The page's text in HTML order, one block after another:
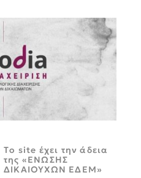
Tο site έχει την άδεια
της «ΕΝΩΣΗΣ
ΔΙΚΑΙΟΥΧΩΝ ΕΔΕΜ»